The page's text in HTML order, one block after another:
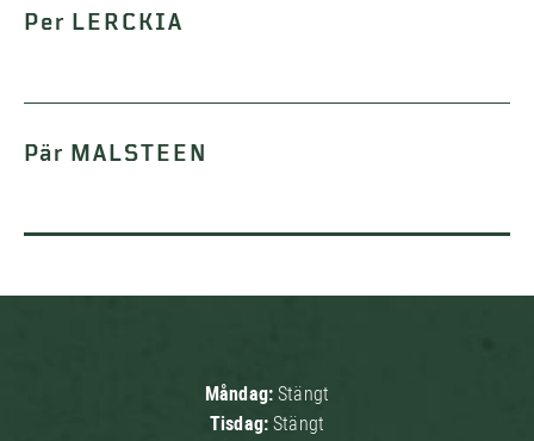
Per LERCKIA
Pär MALSTEEN
Måndag:Stängt
Tisdag:Stängt